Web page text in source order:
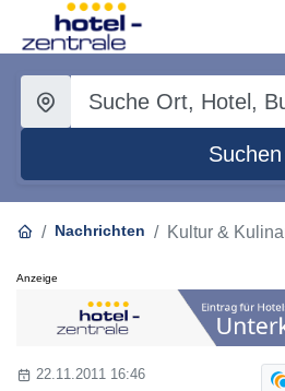
Suchen
Nachrichten Kultur &
Anzeige
22.11.2011 16:46